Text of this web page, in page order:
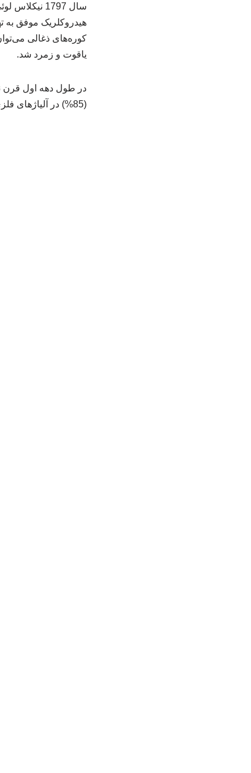
سال 1797
کوره‌های ذغالی
یاقوت و زمرد شد.
در طول دهه اول قرن
(85%) در آلیاژهای فلزی است و مابقی موارد استفاده آن در صنایع شیمیایی، مواد نسوز و صنایع پایه است.